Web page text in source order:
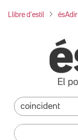
Llibre d'estil ésAdir